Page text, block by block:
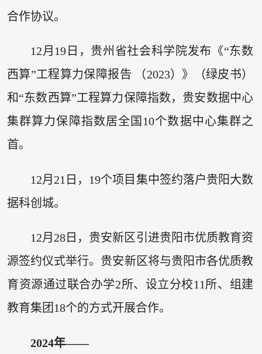
合作协议。
12月19日，贵州省社会科学院发布《“东数
西算”工程算力保障报告 （2023）》（绿皮书）
和“东数西算”工程算力保障指数，贵安数据中心
集群算力保障指数居全国10个数据中心集群之
首。
12月21日，19个项目集中签约落户贵阳大数
据科创城。
12月28日，贵安新区引进贵阳市优质教育资
源签约仪式举行。贵安新区将与贵阳市各优质教
育资源通过联合办学2所、设立分校11所、组建
教育集团18个的方式开展合作。
2024年——